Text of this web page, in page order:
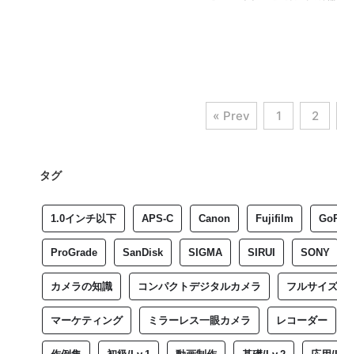
« Prev 1 2
タグ
1.0インチ以下 APS-C Canon Fujifilm
ProGrade SanDisk SIGMA SIRUI SONY
カメラの知識 コンパクトデジタルカメラ フルサイズ
マーケティング ミラーレス一眼カメラ レコーダー